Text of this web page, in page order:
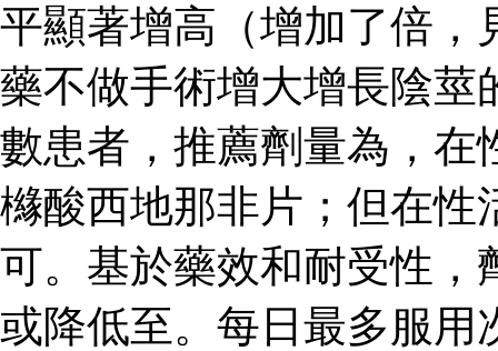
平顯著增高（增加了倍，
藥不做手術增大增長陰
數患者，推薦劑量為，在
櫞酸西地那非片；但在性
可。基於藥效和耐受性，
或降低至。每日最多服用